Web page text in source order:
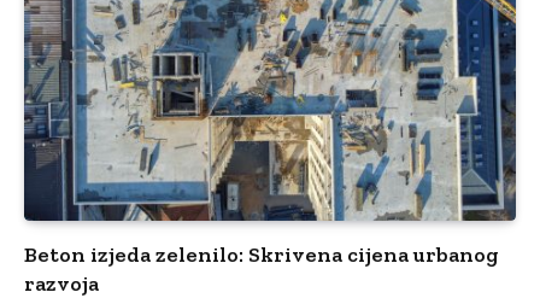
Beton izjeda zelenilo: Skrivena cijena urbanog
razvoja